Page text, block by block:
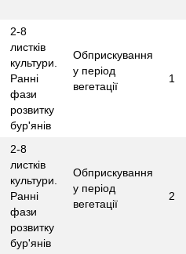
2-8
листків
культури.
Ранні
фази
розвитку
бур'янів
Обприскування
у період
вегетації
1
2-8
листків
культури.
Ранні
фази
розвитку
бур'янів
Обприскування
у період
вегетації
2